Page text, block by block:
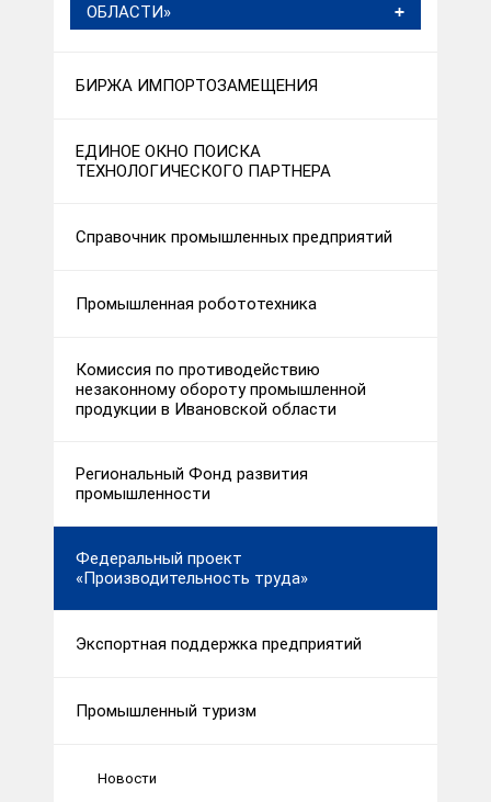
ОБЛАСТИ»
БИРЖА ИМПОРТОЗАМЕЩЕНИЯ
ЕДИНОЕ ОКНО ПОИСКА
ТЕХНОЛОГИЧЕСКОГО ПАРТНЕРА
Справочник промышленных предприятий
Промышленная робототехника
Комиссия по противодействию
незаконному обороту промышленной
продукции в Ивановской области
Региональный Фонд развития
промышленности
Федеральный проект
«Производительность труда»
Экспортная поддержка предприятий
Промышленный туризм
Новости